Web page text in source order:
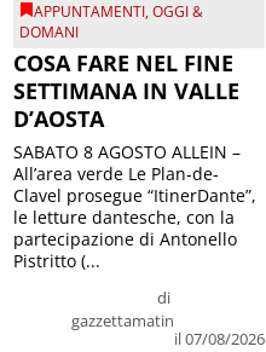
APPUNTAMENTI,OGGI &
DOMANI
COSA FARE NEL FINE
SETTIMANA IN VALLE
D’AOSTA
di
gazzettamatin
il 07/08/2026
SABATO 8 AGOSTO ALLEIN –
All’area verde Le Plan-de-
Clavel prosegue “ItinerDante”,
le letture dantesche, con la
partecipazione di Antonello
Pistritto (...